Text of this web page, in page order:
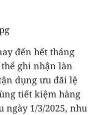
đến hết tháng
ghi nhận làn
dụng ưu đãi lệ
tiết kiệm hàng
ngày 1/3/2025, nhu